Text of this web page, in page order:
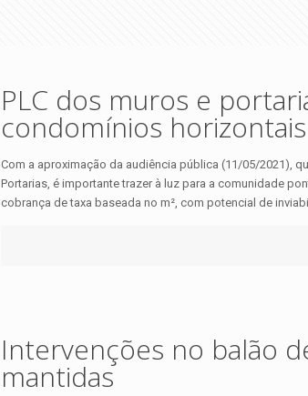
PLC dos muros e
condomínios horizontais
Com a aproximação da audiência pública (11/05/2021),
Portarias, é importante trazer à luz para a comunidade
cobrança de taxa baseada no m², com potencial de
Intervenções no balão
mantidas